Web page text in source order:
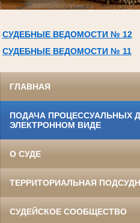
СУДЕБНЫЕ ВЕДОМОСТИ № 12
СУДЕБНЫЕ ВЕДОМОСТИ № 11
ГЛАВНАЯ
ПОДАЧА ПРОЦЕССУАЛЬНЫХ
ЭЛЕКТРОННОМ ВИДЕ
О СУДЕ
ТЕРРИТОРИАЛЬНАЯ
СУДЕЙСКОЕ СООБЩЕСТВО